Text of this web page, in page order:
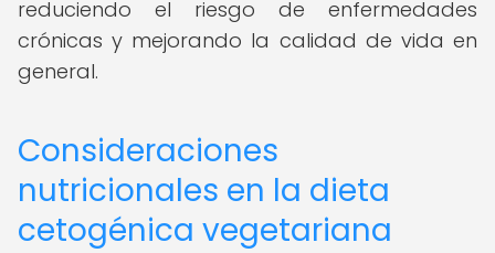
reduciendo el riesgo de enfermedades
crónicas y mejorando la calidad de vida en
general.
Consideraciones
nutricionales en la dieta
cetogénica vegetariana